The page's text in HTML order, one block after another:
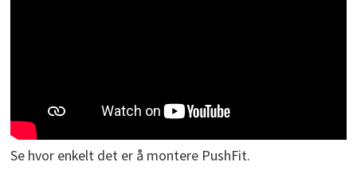
Se hvor enkelt det er å montere PushFit.